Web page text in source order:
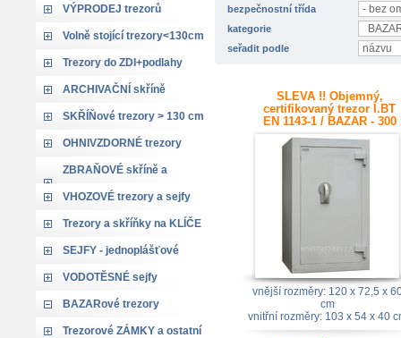
VÝPRODEJ trezorů
Volně stojící trezory<130cm
Trezory do ZDI+podlahy
ARCHIVAČNÍ skříně
SKŘÍŇové trezory > 130 cm
OHNIVZDORNÉ trezory
ZBRAŇOVÉ skříně a
trezory
VHOZOVÉ trezory a sejfy
Trezory a skříňky na KLÍČE
SEJFY - jednoplášťové
VODOTĚSNÉ sejfy
BAZARové trezory
Trezorové ZÁMKY a ostatní
bezpečnostní třída
kategorie
seřadit podle
SLEVA !! Objemný,
certifikovaný trezor I.BT
EN 1143-1 / BAZAR - 300
kg
vnější rozměry: 120 x 72,5 x
cm
vnitřní rozměry: 103 x 54 x 40
bezp. třída: I.BT dle EN1143-1